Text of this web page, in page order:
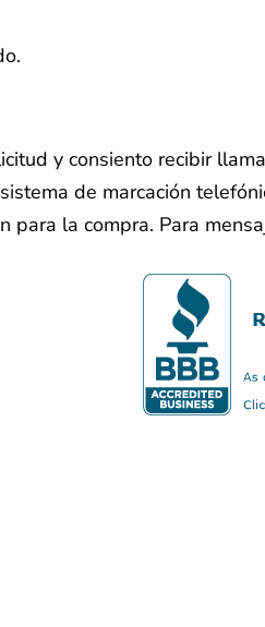
y consiento recibir
de marcación
la compra. Para